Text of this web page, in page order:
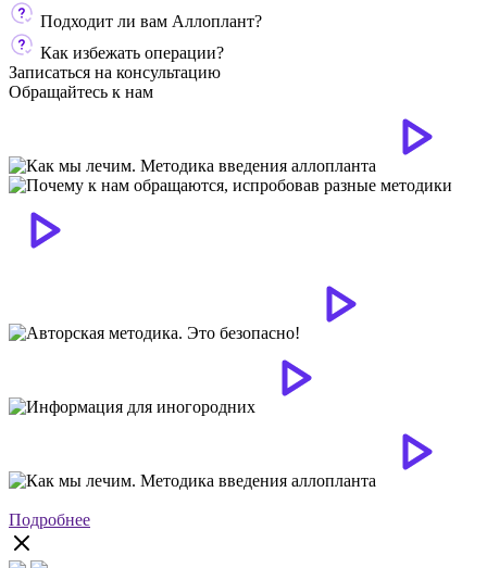
Подходит ли вам Аллоплант?
Как избежать операции?
Записаться на консультацию
Обращайтесь к нам
Подробнее